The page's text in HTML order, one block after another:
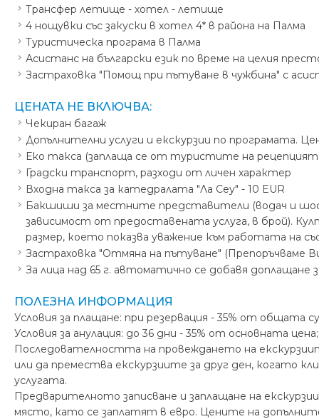
Трансфер летище - хотел - летище
4 нощувки със закуски в хотел 4* в района на Палма
Туристическа програма в Палма
Асистанс на български език по време на целия
Застраховка "Помощ при пътуване в чужбина" с
ЦЕНАТА НЕ ВКЛЮЧВА:
Чекиран багаж
Допълнителни услуги и екскурзии по програмата.
Еко такса (заплаща се от туристите на
Градски транспорт, разходи от личен характер
Входна такса за катедралата "Ла Сеу" - 10 EUR
Бакшиши за местните представители (водач и
зависимост от предоставената услуга, в брой).
размер, което показва уважение към работата на
Застраховка "Отмяна на пътуване" (Препоръчваме
За лица над 65 г. автоматично се добавя доплащане
ПОЛЕЗНА ИНФОРМАЦИЯ
Условия за плащане: при резервация - 35% от общата
Условия за анулация: до 36 дни - 35% от основната
Последователността на провеждането на
или да премества екскурзиите за друг ден, когато
услугата.
Предварителното записване и заплащане на
място, като се заплатят в евро. Цените на